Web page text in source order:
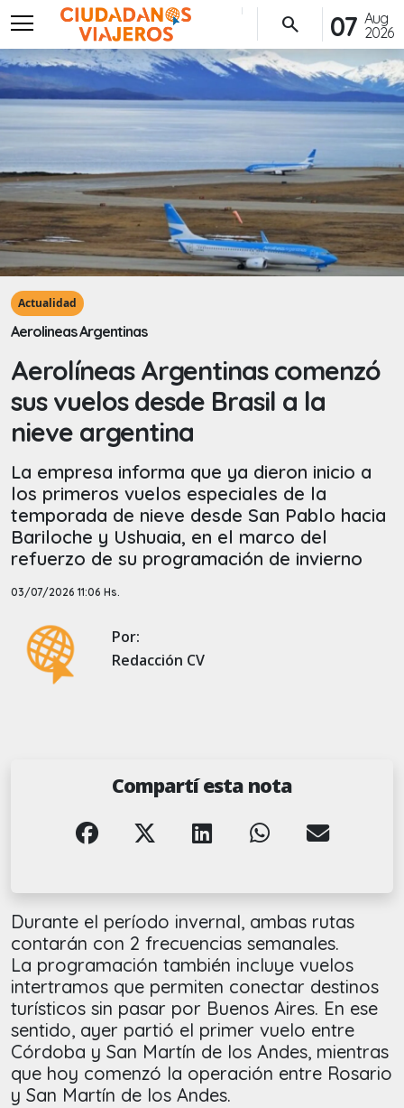
menu
Aug
2026
07
search
Actualidad
Aerolineas Argentinas
Aerolíneas Argentinas comenzó
sus vuelos desde Brasil a la
nieve argentina
La empresa informa que ya dieron inicio a
los primeros vuelos especiales de la
temporada de nieve desde San Pablo hacia
Bariloche y Ushuaia, en el marco del
refuerzo de su programación de invierno
03/07/2026 11:06 Hs.
Por:
Redacción CV
Compartí esta nota
Durante el período invernal, ambas rutas
contarán con 2 frecuencias semanales.
La programación también incluye vuelos
intertramos que permiten conectar destinos
turísticos sin pasar por Buenos Aires. En ese
sentido, ayer partió el primer vuelo entre
Córdoba y San Martín de los Andes, mientras
que hoy comenzó la operación entre Rosario
y San Martín de los Andes.